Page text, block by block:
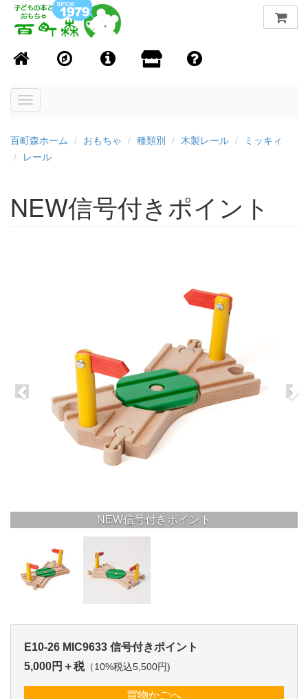
Toggle
百町森ホーム おもちゃ 種類別 木製レール
ミッキィ
レール
NEW信号付きポイント
NEW信号付きポイント
E10-26 MIC9633 信号付きポイント
5,000円＋税（10%税込5,500円)
買物かごへ